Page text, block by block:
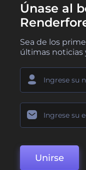
Únase al
Sea de los
últimas noticias
Unirse